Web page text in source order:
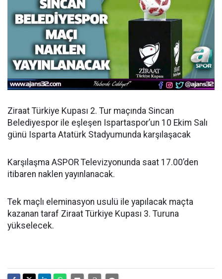
Ziraat Türkiye Kupası 2. Tur maçında Sincan
Belediyespor ile eşleşen Ispartaspor’un 10 Ekim Salı
günü Isparta Atatürk Stadyumunda karşılaşacak
Karşılaşma ASPOR Televizyonunda saat 17.00’den
itibaren naklen yayınlanacak.
Tek maçlı eleminasyon usulü ile yapılacak maçta
kazanan taraf Ziraat Türkiye Kupası 3. Turuna
yükselecek.